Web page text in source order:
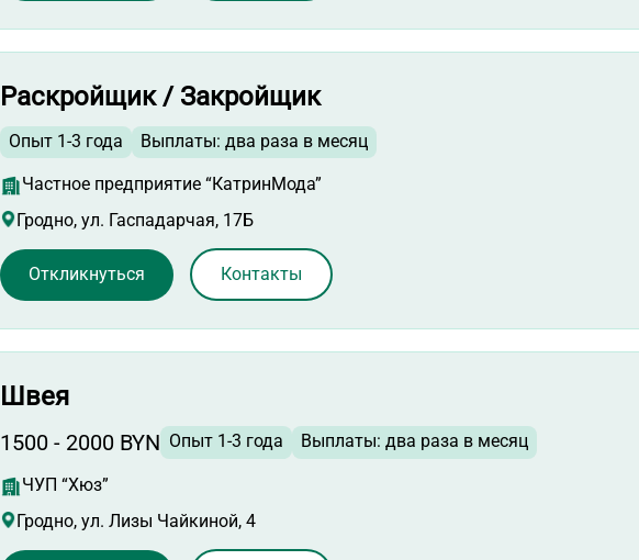
Раскройщик / Закройщик
Опыт 1-3 года Выплаты: два раза в месяц
Частное предприятие “КатринМода”
Гродно, ул. Гаспадарчая, 17Б
Откликнуться Контакты
Швея
1500 - 2000 BYN Опыт 1-3 года Выплаты: два раза в месяц
ЧУП “Хюз”
Гродно, ул. Лизы Чайкиной, 4